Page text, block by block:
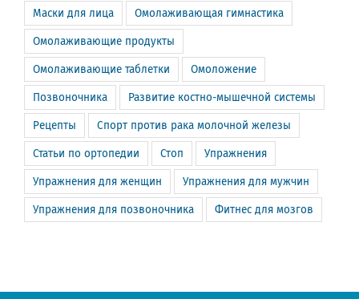
Маски для лица Омолаживающая гимнастика
Омолаживающие продукты
Омолаживающие таблетки Омоложение
Позвоночника Развитие костно-мышечной системы
Рецепты Спорт против рака молочной железы
Статьи по ортопедии Стоп Упражнения
Упражнения для женщин Упражнения для мужчин
Упражнения для позвоночника Фитнес для мозгов